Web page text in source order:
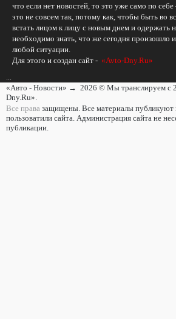
что если нет новостей, то это уже само по
это не совсем так, потому как, чтобы быть во
встать лицом к лицу с новым днем и одержать
необходимо знать, что же сегодня произошло
любой ситуации.
Для этого и создан сайт - «Avto-Dny.Ru»
«Авто - Новости» → 2026 © Мы транслируем с
Dny.Ru».
Все права защищены. Все материалы публикуют
пользоватили сайта. Администрация сайта не
публикации.